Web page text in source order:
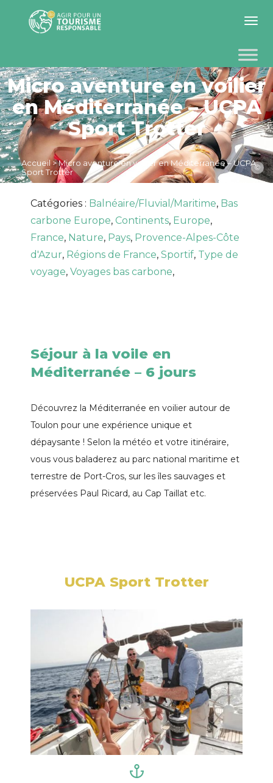
Toggle
Micro aventure en voilier
en Méditerranée – UCPA
Sport Trotter
Accueil>Micro aventure en voilier en Méditerranée – UCPA
Sport Trotter
©
Catégories : Balnéaire/Fluvial/Maritime, Bas
carbone Europe, Continents, Europe,
France, Nature, Pays, Provence-Alpes-Côte
d'Azur, Régions de France, Sportif, Type de
voyage, Voyages bas carbone,
Séjour à la voile en
Méditerranée – 6 jours
Découvrez la Méditerranée en voilier autour de
Toulon pour une expérience unique et
dépaysante ! Selon la météo et votre itinéraire,
vous vous baladerez au parc national maritime et
terrestre de Port-Cros, sur les îles sauvages et
préservées Paul Ricard, au Cap Taillat etc.
UCPA Sport Trotter